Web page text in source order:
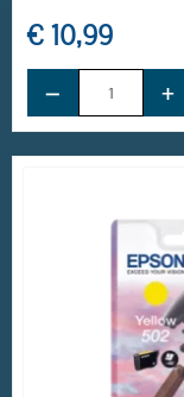
€ 10,99
− +